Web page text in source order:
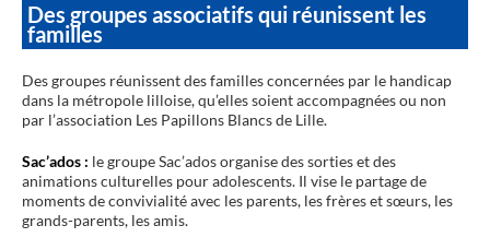
Des groupes associatifs qui réunissent les
familles
Des groupes réunissent des familles concernées par le handicap
dans la métropole lilloise, qu’elles soient accompagnées ou non
par l’association Les Papillons Blancs de Lille.
Sac’ados : le groupe Sac’ados organise des sorties et des
animations culturelles pour adolescents. Il vise le partage de
moments de convivialité avec les parents, les frères et sœurs, les
grands-parents, les amis.